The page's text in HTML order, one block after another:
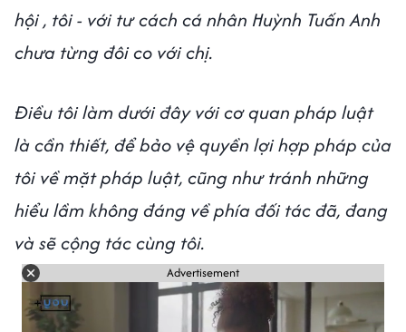
hội , tôi - với tư cách cá nhân Huỳnh Tuấn Anh
chưa từng đôi co với chị.
Điều tôi làm dưới đây với cơ quan pháp luật
là cần thiết, để bảo vệ quyền lợi hợp pháp của
tôi về mặt pháp luật, cũng như tránh những
hiểu lầm không đáng về phía đối tác đã, đang
và sẽ cộng tác cùng tôi.
Advertisement